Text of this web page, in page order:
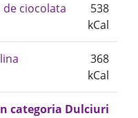
ciocolata
538
kCal
368
kCal
categoria Dulciuri